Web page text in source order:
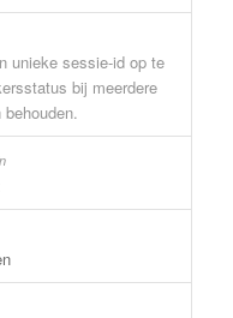
unieke sessie-id op te
bij meerdere